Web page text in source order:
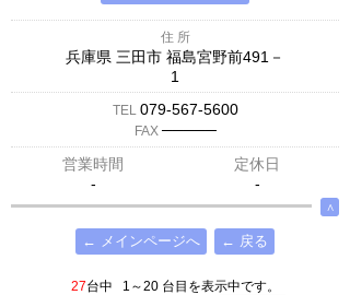
住 所
兵庫県 三田市 福島宮野前491－
1
TEL 079-567-5600
FAX ─────
営業時間
定休日
-
-
∧
← メインページへ ← 戻る
27台中 1～20 台目を表示中です。